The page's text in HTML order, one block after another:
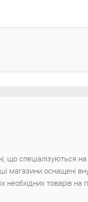
спеціалізуються
магазини оснащені
товарів на